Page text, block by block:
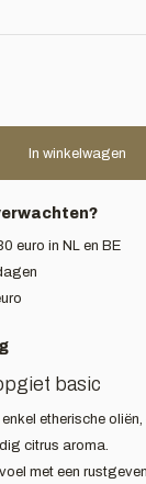
In winkelwagen
euro in NL en BE
basic
etherische oliën,
citrus aroma.
met een